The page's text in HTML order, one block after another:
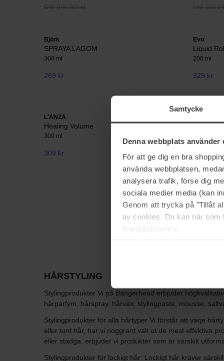
Samtycke
Denna webbplats använder
För att ge dig en bra
använda webbplatsen,
analysera trafik, förse dig
sociala medier media (kan
Genom att trycka på "Tillåt
av cookies. Du kan när
Integritetspolicy.
Ord. pris 369 kr Ord. pris
Björk
SPRAYA LAGOM
300 ml
269 kr
Evo
Liquid
200 ml
329 kr
L'ANZA
Healing Volume
300 ml
309 kr
Wetline
271 kr
Ord. pris
HÅRSTYLING
Stylingprodukter Vi på Bangerhead erbjuder
hårparfym, hårspray, hårvax, stylingpaste, mousse,
Stylingprodukter för alla hårtyper Vi förstår att varje
eller tunt hår, har vi noggrant valt ut de mest effektiva
eller stadga, erbjuder vi produkter som är särskilt
Stylingprodukter för lockigt hår: Lockigt hår kräver